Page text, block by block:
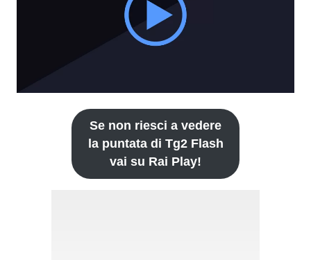
Se non riesci a vedere
la puntata di Tg2 Flash
vai su Rai Play!